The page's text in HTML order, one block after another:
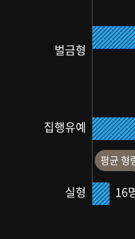
벌금형
집행유예
실형
평균 형
16